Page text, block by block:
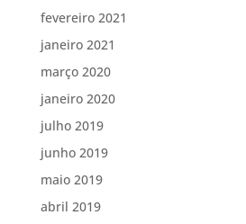
fevereiro 2021
janeiro 2021
março 2020
janeiro 2020
julho 2019
junho 2019
maio 2019
abril 2019